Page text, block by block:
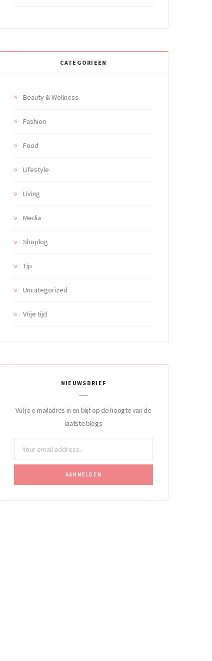
CATEGORIEËN
Beauty & Wellness
Fashion
Food
Lifestyle
Living
Media
Shoplog
Tip
Uncategorized
Vrije tijd
NIEUWSBRIEF
Vul je e-mailadres in en blijf op de hoogte van de
laatste blogs